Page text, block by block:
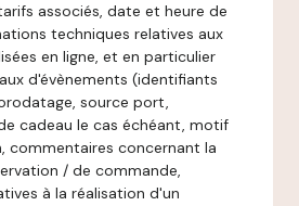
associés, date et heure de
techniques relatives aux
en ligne, et en particulier
d'évènements (identifiants
source port,
cadeau le cas échéant, motif
commentaires concernant la
/ de commande,
à la réalisation d'un